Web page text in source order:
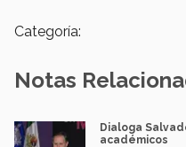
Categoría:
Notas
Dialoga
académicos